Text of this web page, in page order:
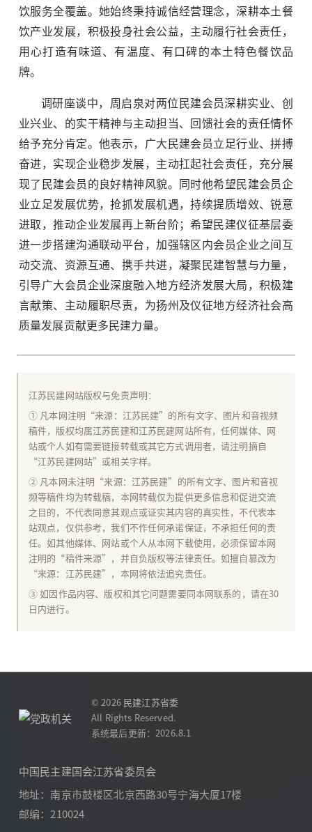
饮服务全覆盖。她始终秉持诚信经营理念，深耕本土餐
饮产业发展，积极投身社会公益，主动履行社会责任，
用心打造有味道、有温度、有口碑的本土特色餐饮品
牌。
调研座谈中，周启泉对两位民建会员深耕实业、创
业兴业、的实干精神与主动担当、回馈社会的责任情怀
给予充分肯定。他表示，广大民建会员立足行业、拼搏
奋进，实现企业稳步发展，主动扛起社会责任，充分展
现了民建会员的良好精神风貌。同时他希望民建会员企
业立足发展优势，抢抓发展机遇，持续提质增效、锐意
进取，推动企业发展再上新台阶；希望民建仪征基层委
进一步搭建沟通联动平台，加强辖区内会员企业之间互
动交流、资源互通、携手共进，凝聚民建智慧与力量，
引导广大会员企业深度融入地方经济发展大局，积极建
言献策、主动履职尽责，为扬州及仪征地方经济社会高
质量发展贡献更多民建力量。
江苏民建网站版权与免责声明：
① 凡本网注明“来源：江苏民建”的所有文字、图片和音视频
稿件，版权均属江苏民建和江苏民建网站所有，任何媒体、网
站或个人如有需要链接转载或其它方式调用者，请注明摘自
“江苏民建网站”或相关字样。
② 凡本网未注明“来源：江苏民建”的所有文字、图片和音视
频等稿件均为转载稿，本网转载仅为提供更多信息和促进交流
之目的，不代表同意其观点或证实其内容的真实性，不代表本
站观点，仅供参考，我们不作任何承诺保证，不承担任何的责
任。如其他媒体、网站或个人从本网下载使用，必须保留本网
注明的“稿件来源”，并自负版权等法律责任。如擅自篡改为
“来源：江苏民建”，本网将依法追究责任。
③ 如因作品内容、版权和其它问题需要同本网联系的，请在30
日内进行。
© 2026 民建江苏省委
All Rights Reserved.
系统最后更新：2026.8.1
中国民主建国会江苏省委员会
地址：南京市鼓楼区北京西路30号宁海大厦17楼
邮编：210024